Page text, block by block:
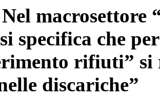
macrosettore
specifica che
rifiuti”
discariche”